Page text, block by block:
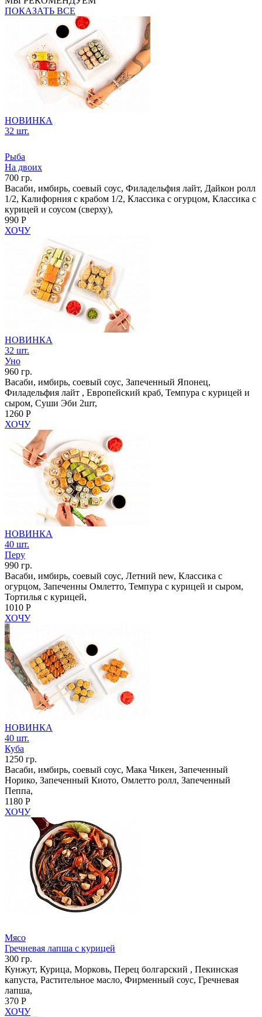
ПОКАЗАТЬ ВСЕ
НОВИНКА
32 шт.
Рыба
На двоих
700 гр.
Васаби, имбирь, соевый соус, Филадельфия лайт, Дайкон ролл
1/2, Калифорния с крабом 1/2, Классика с огурцом, Классика с
курицей и соусом (сверху),
990 Р
ХОЧУ
НОВИНКА
32 шт.
Уно
960 гр.
Васаби, имбирь, соевый соус, Запеченный Японец,
Филадельфия лайт , Европейский краб, Темпура с курицей и
сыром, Суши Эби 2шт,
1260 Р
ХОЧУ
НОВИНКА
40 шт.
Перу
990 гр.
Васаби, имбирь, соевый соус, Летний new, Классика с
огурцом, Запеченны Омлетто, Темпура с курицей и сыром,
Тортилья с курицей,
1010 Р
ХОЧУ
НОВИНКА
40 шт.
Куба
1250 гр.
Васаби, имбирь, соевый соус, Мака Чикен, Запеченный
Норико, Запеченный Киото, Омлетто ролл, Запеченный
Пеппа,
1180 Р
ХОЧУ
Мясо
Гречневая лапша с курицей
300 гр.
Кунжут, Курица, Морковь, Перец болгарский , Пекинская
капуста, Растительное масло, Фирменный соус, Гречневая
лапша,
370 Р
ХОЧУ